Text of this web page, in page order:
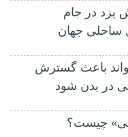
در جام
جهان
باعث گسترش
بدن شود
چیست؟